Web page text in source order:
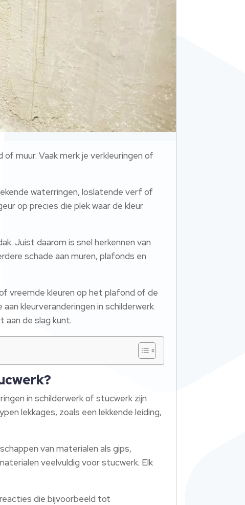
muur. Vaak merk je verkleuringen of
waterringen, loslatende verf of
op precies die plek waar de kleur
Juist daarom is snel herkennen van
schade aan muren, plafonds en
vreemde kleuren op het plafond of de
kleurveranderingen in schilderwerk
aan de slag kunt.
in schilderwerk of stucwerk zijn
lekkages, zoals een lekkende leiding,
van materialen als gips,
veelvuldig voor stucwerk. Elk
die bijvoorbeeld tot